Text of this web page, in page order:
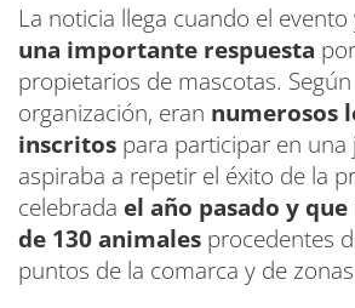
La noticia llega cuando el evento
una importante respuesta
propietarios de mascotas.
organización, eran numerosos
inscritos para participar en
aspiraba a repetir el éxito de la
celebrada el año pasado y
de 130 animales procedentes
puntos de la comarca y de